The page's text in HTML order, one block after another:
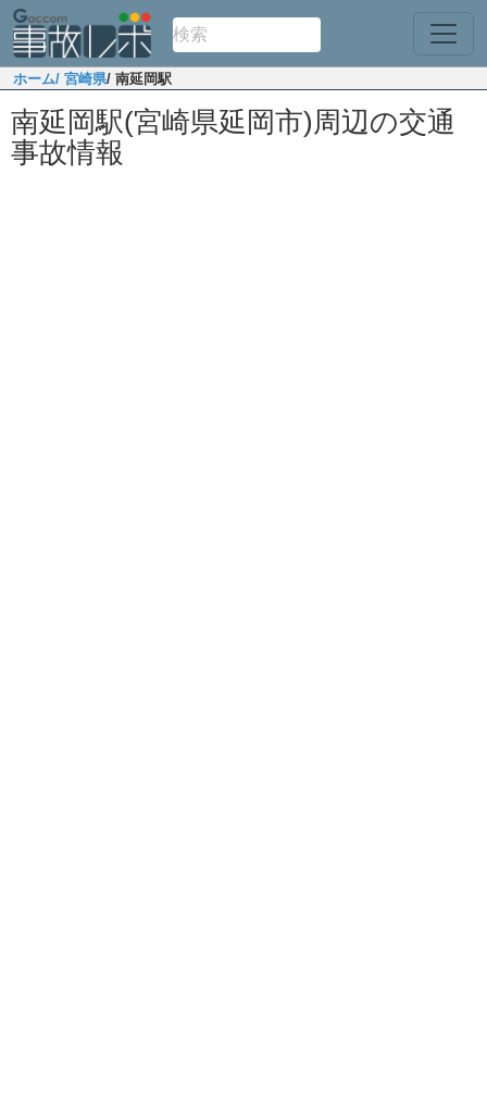
ホーム/ 宮崎県/ 南延岡駅
南延岡駅(宮崎県延岡市)周辺の交通
事故情報